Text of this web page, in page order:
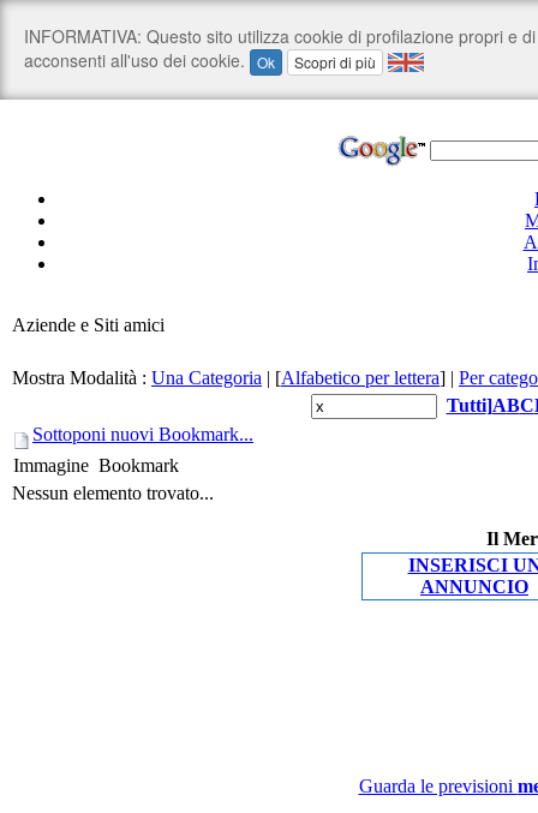
Aziende e Siti amici
Mostra Modalità : Una Categoria | [Alfabetico per lettera] | Per
Tutti]ABC
Sottoponi nuovi Bookmark...
Immagine Bookmark
Nessun elemento trovato...
Il
INSERISCI
ANNUNCIO
Guarda le previsioni